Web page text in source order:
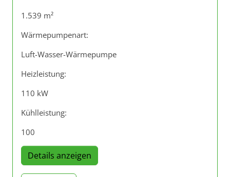
1.539 m²
Wärmepumpenart:
Luft-Wasser-Wärmepumpe
Heizleistung:
110 kW
Kühlleistung:
100
Details anzeigen